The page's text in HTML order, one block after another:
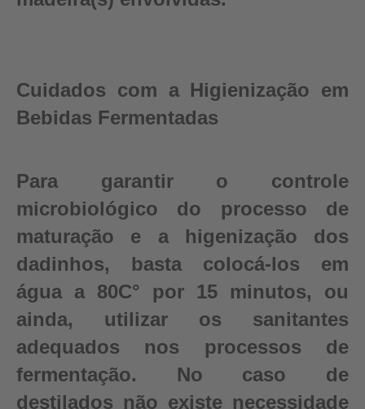
Cuidados com a Higienização em
Bebidas Fermentadas
Para garantir o controle
microbiológico do processo de
maturação e a higenização dos
dadinhos, basta colocá-los em
água a 80C° por 15 minutos, ou
ainda, utilizar os sanitantes
adequados nos processos de
fermentação. No caso de
destilados não existe necessidade